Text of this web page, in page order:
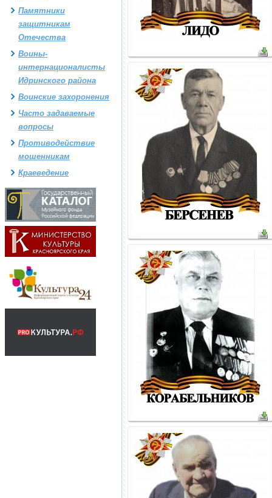
Памятники
защитникам
Отечества
Воины-
интернационалисты
Идринского района
Воинские захоронения
Часто задаваемые
вопросы
Противодействие
мошенникам
Краеведение